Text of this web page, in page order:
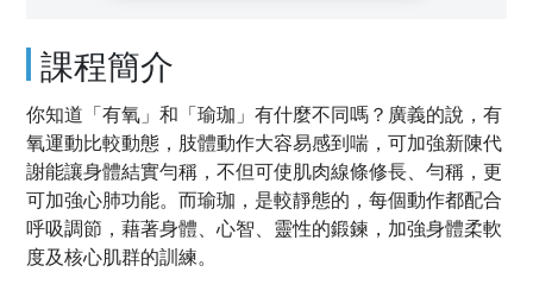
課程簡介
你知道「有氧」和「瑜珈」有什麼不同嗎？廣義的說，有
氧運動比較動態，肢體動作大容易感到喘，可加強新陳代
謝能讓身體結實勻稱，不但可使肌肉線條修長、勻稱，更
可加強心肺功能。而瑜珈，是較靜態的，每個動作都配合
呼吸調節，藉著身體、心智、靈性的鍛鍊，加強身體柔軟
度及核心肌群的訓練。